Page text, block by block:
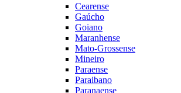
Cearense
Gaúcho
Goiano
Maranhense
Mato-Grossense
Mineiro
Paraense
Paraibano
Paranaense